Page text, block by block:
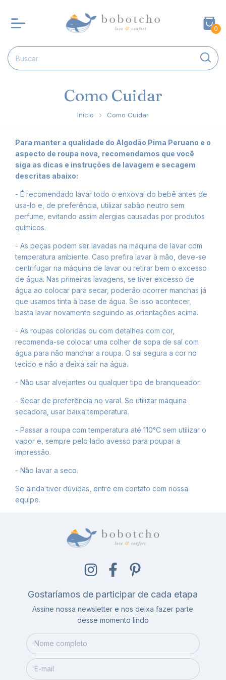
0
Como Cuidar
Início Como Cuidar
Para manter a qualidade do Algodão Pima Peruano e o
aspecto de roupa nova, recomendamos que você
siga as dicas e instruções de lavagem e secagem
descritas abaixo:
- É recomendado lavar todo o enxoval do bebê antes de
usá-lo e, de preferência, utilizar sabão neutro sem
perfume, evitando assim alergias causadas por produtos
químicos.
- As peças podem ser lavadas na máquina de lavar com
temperatura ambiente. Caso prefira lavar à mão, deve-se
centrifugar na máquina de lavar ou retirar bem o excesso
de água. Nas primeiras lavagens, se tiver excesso de
água ao colocar para secar, poderão ocorrer manchas já
que usamos tinta à base de água. Se isso acontecer,
basta lavar novamente seguindo as orientações acima.
- As roupas coloridas ou com detalhes com cor,
recomenda-se colocar uma colher de sopa de sal com
água para não manchar a roupa. O sal segura a cor no
tecido e não a deixa sair na água.
- Não usar alvejantes ou qualquer tipo de branqueador.
- Secar de preferência no varal. Se utilizar máquina
secadora, usar baixa temperatura.
- Passar a roupa com temperatura até 110°C sem utilizar o
vapor e, sempre pelo lado avesso para poupar a
impressão.
- Não lavar a seco.
Se ainda tiver dúvidas, entre em contato com nossa
equipe.
Gostaríamos de participar de cada etapa
Assine nossa newsletter e nos deixa fazer parte
desse momento lindo